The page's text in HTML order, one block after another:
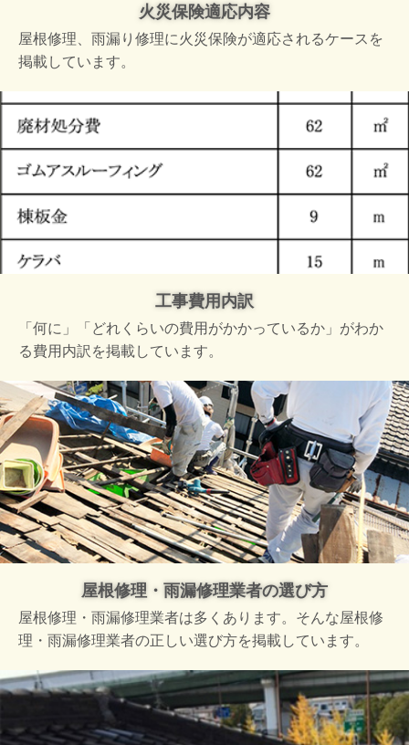
火災保険適応内容
屋根修理、雨漏り修理に火災保険が適応されるケースを
掲載しています。
工事費用内訳
「何に」「どれくらいの費用がかかっているか」がわか
る費用内訳を掲載しています。
屋根修理・雨漏修理業者の選び方
屋根修理・雨漏修理業者は多くあります。そんな屋根修
理・雨漏修理業者の正しい選び方を掲載しています。